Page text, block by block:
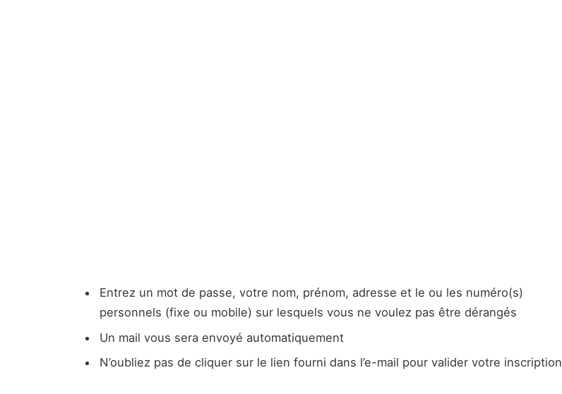
Entrez un mot de passe, votre nom, prénom, adresse et le ou les numéro(s)
personnels (fixe ou mobile) sur lesquels vous ne voulez pas être dérangés
Un mail vous sera envoyé automatiquement
N’oubliez pas de cliquer sur le lien fourni dans l’e-mail pour valider votre inscription